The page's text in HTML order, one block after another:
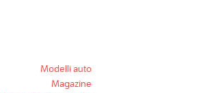
Modelli auto
Magazine